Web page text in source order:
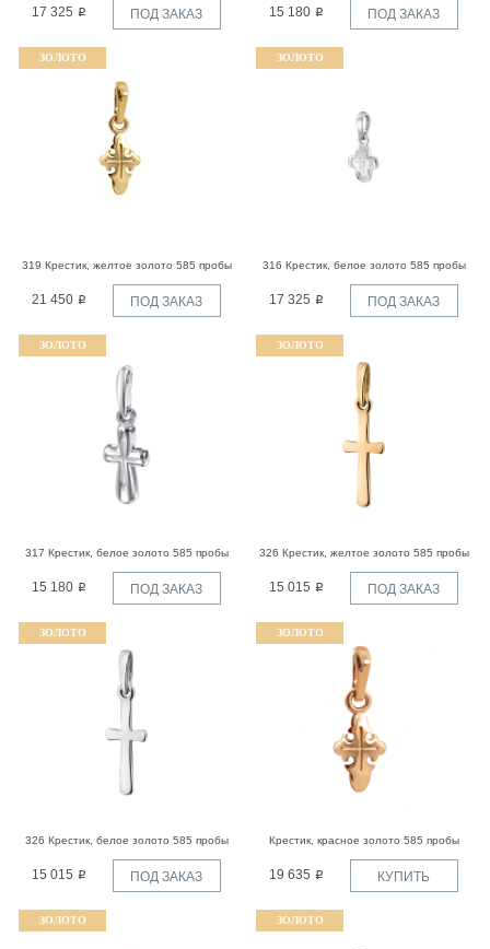
17 325 ПОД ЗАКАЗ 15 180 ПОД ЗАКАЗ
ЗОЛОТО
319 Крестик, желтое золото 585 пробы
21 450 ПОД ЗАКАЗ
ЗОЛОТО
316 Крестик, белое золото 585 пробы
17 325 ПОД ЗАКАЗ
ЗОЛОТО
317 Крестик, белое золото 585 пробы
15 180 ПОД ЗАКАЗ
ЗОЛОТО
326 Крестик, желтое золото 585 пробы
15 015 ПОД ЗАКАЗ
ЗОЛОТО
326 Крестик, белое золото 585 пробы
15 015 ПОД ЗАКАЗ
ЗОЛОТО
Крестик, красное золото 585 пробы
19 635 КУПИТЬ
ЗОЛОТО ЗОЛОТО